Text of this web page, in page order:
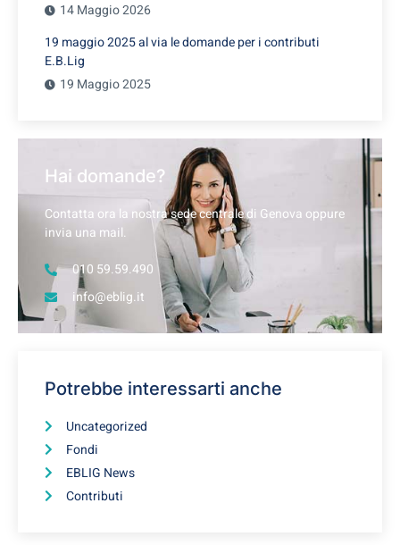
14 Maggio 2026
19 maggio 2025 al via le domande per i contributi
E.B.Lig
19 Maggio 2025
Hai domande?
Contatta ora la nostra sede centrale di Genova oppure
invia una mail.
010 59.59.490
info@eblig.it
Potrebbe interessarti anche
Uncategorized
Fondi
EBLIG News
Contributi